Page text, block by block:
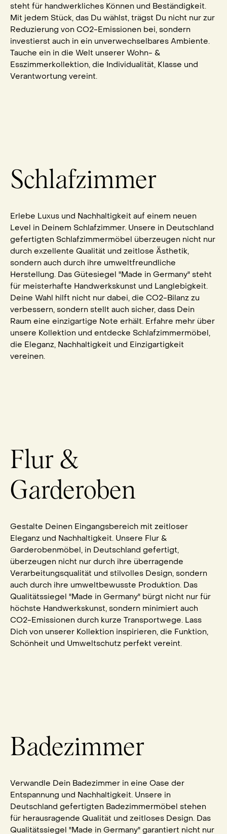
steht für handwerkliches Können und Beständigkeit.
Mit jedem Stück, das Du wählst, trägst Du nicht nur zur
Reduzierung von CO2-Emissionen bei, sondern
investierst auch in ein unverwechselbares Ambiente.
Tauche ein in die Welt unserer Wohn- &
Esszimmerkollektion, die Individualität, Klasse und
Verantwortung vereint.
Schlafzimmer
Erlebe Luxus und Nachhaltigkeit auf einem neuen
Level in Deinem Schlafzimmer. Unsere in Deutschland
gefertigten Schlafzimmermöbel überzeugen nicht nur
durch exzellente Qualität und zeitlose Ästhetik,
sondern auch durch ihre umweltfreundliche
Herstellung. Das Gütesiegel "Made in Germany" steht
für meisterhafte Handwerkskunst und Langlebigkeit.
Deine Wahl hilft nicht nur dabei, die CO2-Bilanz zu
verbessern, sondern stellt auch sicher, dass Dein
Raum eine einzigartige Note erhält. Erfahre mehr über
unsere Kollektion und entdecke Schlafzimmermöbel,
die Eleganz, Nachhaltigkeit und Einzigartigkeit
vereinen.
Flur &
Garderoben
Gestalte Deinen Eingangsbereich mit zeitloser
Eleganz und Nachhaltigkeit. Unsere Flur &
Garderobenmöbel, in Deutschland gefertigt,
überzeugen nicht nur durch ihre überragende
Verarbeitungsqualität und stilvolles Design, sondern
auch durch ihre umweltbewusste Produktion. Das
Qualitätssiegel "Made in Germany" bürgt nicht nur für
höchste Handwerkskunst, sondern minimiert auch
CO2-Emissionen durch kurze Transportwege. Lass
Dich von unserer Kollektion inspirieren, die Funktion,
Schönheit und Umweltschutz perfekt vereint.
Badezimmer
Verwandle Dein Badezimmer in eine Oase der
Entspannung und Nachhaltigkeit. Unsere in
Deutschland gefertigten Badezimmermöbel stehen
für herausragende Qualität und zeitloses Design. Das
Qualitätssiegel "Made in Germany" garantiert nicht nur